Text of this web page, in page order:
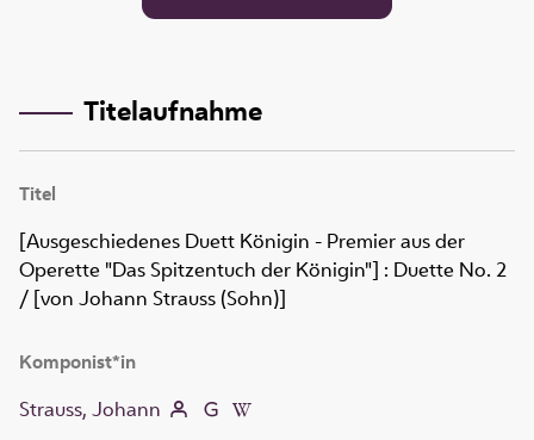
Titelaufnahme
Titel
[Ausgeschiedenes Duett Königin - Premier aus der
Operette "Das Spitzentuch der Königin"] : Duette No. 2
/ [von Johann Strauss (Sohn)]
Komponist*in
Strauss, Johann